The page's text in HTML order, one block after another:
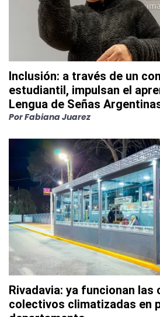
Inclusión: a través de un
estudiantil, impulsan el
Lengua de Señas
PorFabiana Juarez
Rivadavia: ya funcionan las
colectivos climatizadas en